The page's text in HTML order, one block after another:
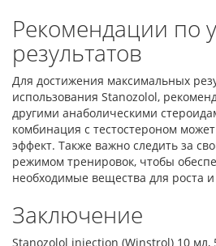
Рекомендации по
результатов
Для достижения максимальных
использования Stanozolol,
другими анаболическими
комбинация с тестостероном
эффект. Также важно следить за
режимом тренировок, чтобы
необходимые вещества для роста
Заключение
Stanozolol injection (Winstrol) 10 мл,